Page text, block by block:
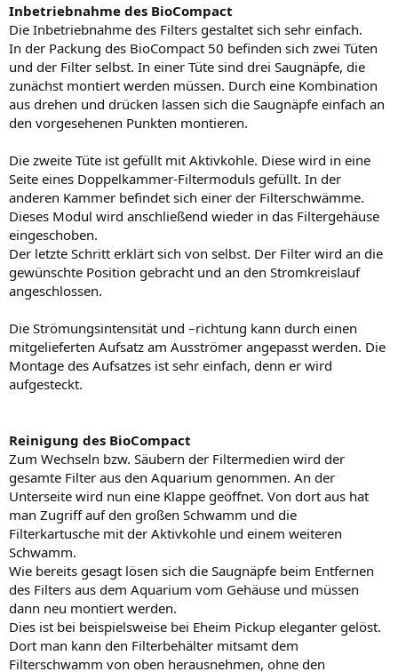
Inbetriebnahme des BioCompact
Die Inbetriebnahme des Filters gestaltet sich sehr einfach.
In der Packung des BioCompact 50 befinden sich zwei Tüten
und der Filter selbst. In einer Tüte sind drei Saugnäpfe, die
zunächst montiert werden müssen. Durch eine Kombination
aus drehen und drücken lassen sich die Saugnäpfe einfach an
den vorgesehenen Punkten montieren.
Die zweite Tüte ist gefüllt mit Aktivkohle. Diese wird in eine
Seite eines Doppelkammer-Filtermoduls gefüllt. In der
anderen Kammer befindet sich einer der Filterschwämme.
Dieses Modul wird anschließend wieder in das Filtergehäuse
eingeschoben.
Der letzte Schritt erklärt sich von selbst. Der Filter wird an die
gewünschte Position gebracht und an den Stromkreislauf
angeschlossen.
Die Strömungsintensität und –richtung kann durch einen
mitgelieferten Aufsatz am Ausströmer angepasst werden. Die
Montage des Aufsatzes ist sehr einfach, denn er wird
aufgesteckt.
Reinigung des BioCompact
Zum Wechseln bzw. Säubern der Filtermedien wird der
gesamte Filter aus den Aquarium genommen. An der
Unterseite wird nun eine Klappe geöffnet. Von dort aus hat
man Zugriff auf den großen Schwamm und die
Filterkartusche mit der Aktivkohle und einem weiteren
Schwamm.
Wie bereits gesagt lösen sich die Saugnäpfe beim Entfernen
des Filters aus dem Aquarium vom Gehäuse und müssen
dann neu montiert werden.
Dies ist bei beispielsweise bei Eheim Pickup eleganter gelöst.
Dort man kann den Filterbehälter mitsamt dem
Filterschwamm von oben herausnehmen, ohne den